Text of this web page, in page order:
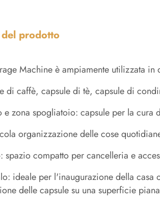
prodotto
Machine è ampiamente utilizzata
di caffè, capsule di tè, capsule di
e zona spogliatoio: capsule per la cura
organizzazione delle cose
spazio compatto per cancelleria e
ideale per l'inaugurazione della
delle capsule su una superficie piana